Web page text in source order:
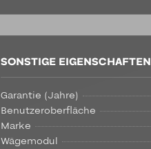
SONSTIGE EIGENSCHAFTEN
Garantie (Jahre)
Benutzeroberfläche
Marke
Wägemodul